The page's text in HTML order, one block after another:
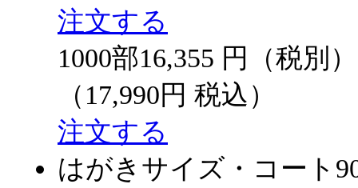
注文する
1000部16,355 円（税別）
（17,990円 税込）
注文する
はがきサイズ・コート